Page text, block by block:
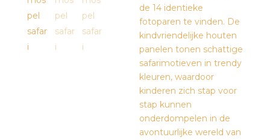
de 14 identieke
fotoparen te vinden. De
kindvriendelijke houten
panelen tonen schattige
safarimotieven in trendy
kleuren, waardoor
kinderen zich stap voor
stap kunnen
onderdompelen in de
avontuurlijke wereld van